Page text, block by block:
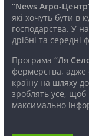
“News Агро-
які хочуть бути в
господарства. У
дрібні та
Програма “Ля
фермерства, адже
країну на шляху
зроблять усе,
максимально